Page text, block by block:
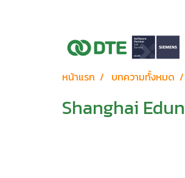
หน้าแรก บทความทั้งหมด
Shanghai